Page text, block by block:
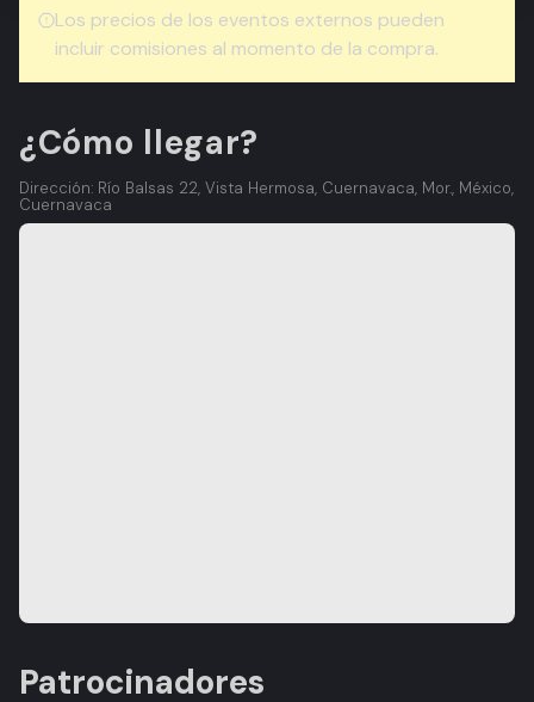
Los precios de los eventos externos pueden
incluir comisiones al momento de la compra.
¿Cómo llegar?
Dirección: Río Balsas 22, Vista Hermosa, Cuernavaca, Mor., México,
Cuernavaca
Patrocinadores